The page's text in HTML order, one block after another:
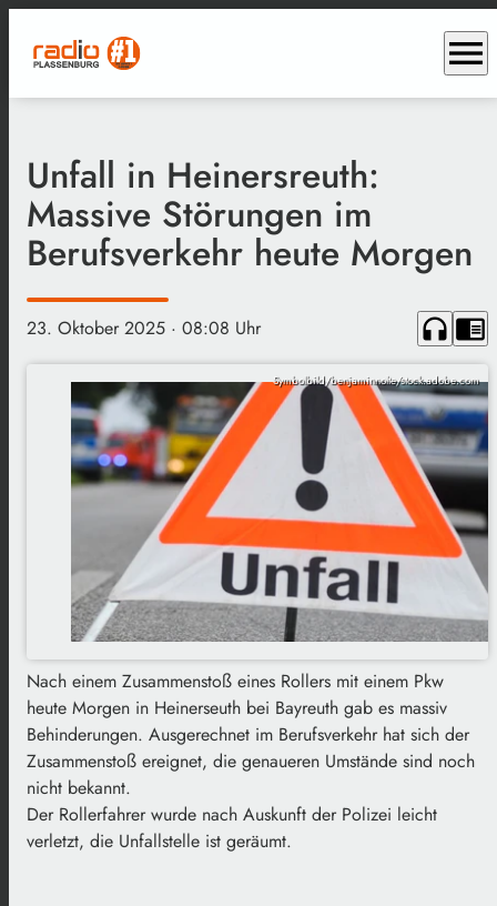
menu
Unfall in Heinersreuth:
Massive Störungen im
Berufsverkehr heute Morgen
23. Oktober 2025 · 08:08 Uhr headphones chrome_reader_mode
Symbolbild/benjaminnolte/stock.adobe.com
Nach einem Zusammenstoß eines Rollers mit einem Pkw
heute Morgen in Heinerseuth bei Bayreuth gab es massiv
Behinderungen. Ausgerechnet im Berufsverkehr hat sich der
Zusammenstoß ereignet, die genaueren Umstände sind noch
nicht bekannt.
Der Rollerfahrer wurde nach Auskunft der Polizei leicht
verletzt, die Unfallstelle ist geräumt.